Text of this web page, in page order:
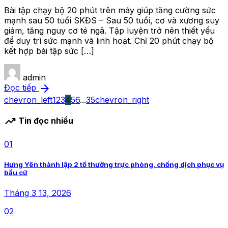
Bài tập chạy bộ 20 phút trên máy giúp tăng cường sức
mạnh sau 50 tuổi SKĐS – Sau 50 tuổi, cơ và xương suy
giảm, tăng nguy cơ té ngã. Tập luyện trở nên thiết yếu
để duy trì sức mạnh và linh hoạt. Chỉ 20 phút chạy bộ
kết hợp bài tập sức […]
admin
Đọc tiếp arrow_forward
chevron_left123456...35chevron_right
trending_up Tin đọc nhiều
01
Hưng Yên thành lập 2 tổ thường trực phòng, chống dịch phục vụ
bầu cử
Tháng 3 13, 2026
02